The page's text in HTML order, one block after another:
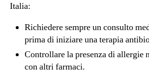
Italia:
Richiedere sempre un consulto
prima di iniziare una terapia
Controllare la presenza di allergie
con altri farmaci.